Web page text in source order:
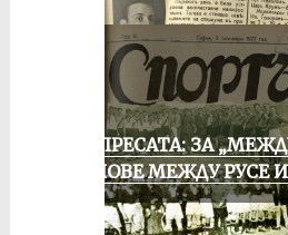
ОТ ПРЕСАТА: ЗА
МАЧОВЕ МЕЖДУ РУСЕ